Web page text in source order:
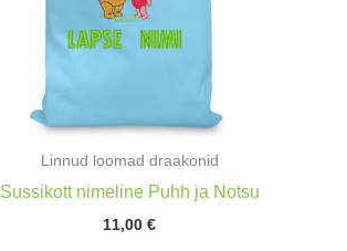
Linnud loomad draakonid
Sussikott nimeline Puhh ja Notsu
11,00€